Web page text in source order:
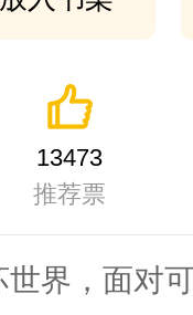
13473
推荐票
界，面对可